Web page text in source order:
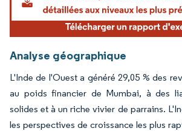
Analyse géographique
L'Inde de l'Ouest a généré 29,05 % des
au poids financier de Mumbai, à des
solides et à un riche vivier de parrains.
les perspectives de croissance les plus